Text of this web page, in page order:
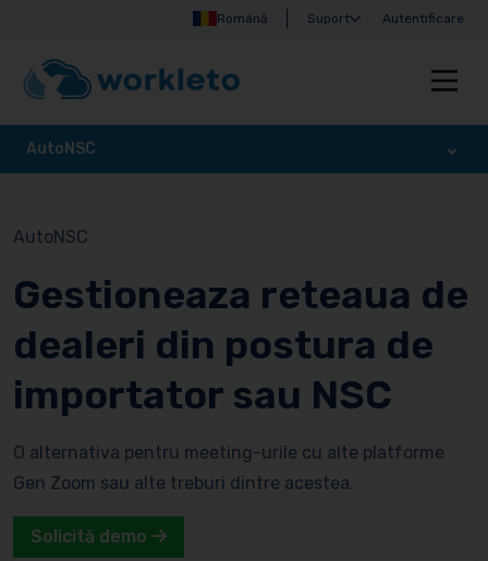
Română Suport Autentificare
AutoNSC
AutoNSC
Gestioneaza reteaua de
dealeri din postura de
importator sau NSC
O alternativa pentru meeting-urile cu alte platforme
Gen Zoom sau alte treburi dintre acestea.
Solicită demo